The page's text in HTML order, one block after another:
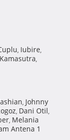
, Iubire,
,
, Johnny
, Dani Otil,
, Melania
Antena 1